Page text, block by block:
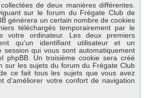
de deux manières différentes.
sur le forum du Frégate Club de
génèrera un certain nombre de cookies
téléchargés temporairement par le
votre ordinateur. Les deux premiers
qu’un identifiant utilisateur et un
session qui vous sont automatiquement
phpBB. Un troisième cookie sera créé
sur les sujets du forum du Frégate Club
ce fait tous les sujets que vous avez
d’améliorer votre confort de navigation